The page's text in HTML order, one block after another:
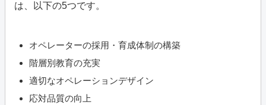
は、以下の5つです。
オペレーターの採用・育成体制の構築
階層別教育の充実
適切なオペレーションデザイン
応対品質の向上